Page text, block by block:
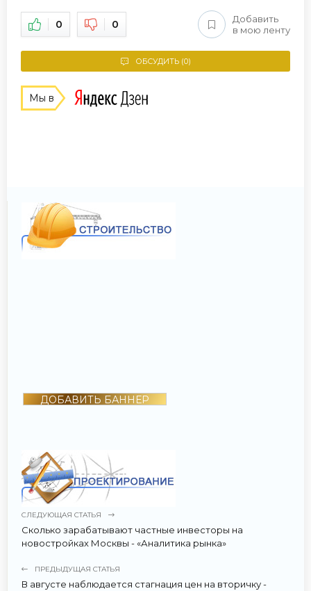
0 0
Добавить
в мою ленту
ОБСУДИТЬ (0)
Мы в
ДОБАВИТЬ БАННЕР
СЛЕДУЮЩАЯ СТАТЬЯ
Сколько зарабатывают частные инвесторы на
новостройках Москвы - «Аналитика рынка»
ПРЕДЫДУЩАЯ СТАТЬЯ
В августе наблюдается стагнация цен на вторичку -